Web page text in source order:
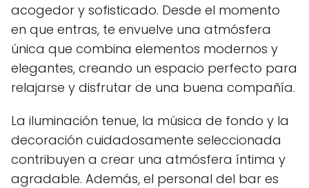
acogedor y sofisticado. Desde el momento
en que entras, te envuelve una atmósfera
única que combina elementos modernos y
elegantes, creando un espacio perfecto para
relajarse y disfrutar de una buena compañía.
La iluminación tenue, la música de fondo y la
decoración cuidadosamente seleccionada
contribuyen a crear una atmósfera íntima y
agradable. Además, el personal del bar es